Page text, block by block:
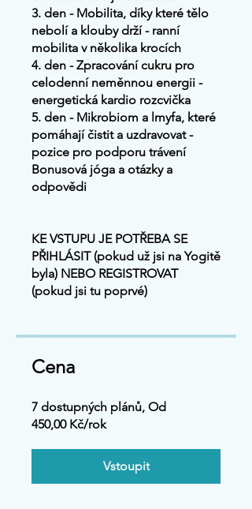
3. den - Mobilita, díky které tělo
nebolí a klouby drží - ranní
mobilita v několika krocích
4. den - Zpracování cukru pro
celodenní neměnnou energii -
energetická kardio rozcvička
5. den - Mikrobiom a lmyfa, které
pomáhají čistit a uzdravovat -
pozice pro podporu trávení
Bonusová jóga a otázky a
odpovědi
KE VSTUPU JE POTŘEBA SE
PŘIHLÁSIT (pokud už jsi na Yogitě
byla) NEBO REGISTROVAT
(pokud jsi tu poprvé)
Cena
7 dostupných plánů, Od
450,00 Kč/rok
Vstoupit